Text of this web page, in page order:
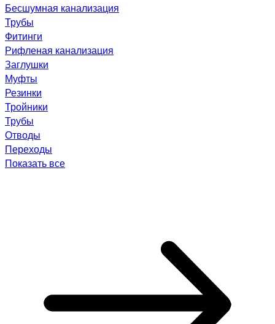
Бесшумная канализация
Трубы
Фитинги
Рифленая канализация
Заглушки
Муфты
Резинки
Тройники
Трубы
Отводы
Переходы
Показать все